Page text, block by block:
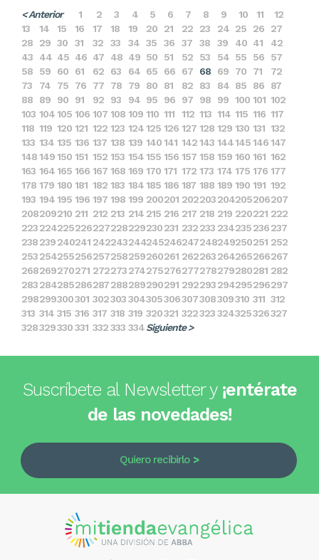
< Anterior 1 2 3 4 5 6 7 8 9 10 11
12
13
14 15 16 17 18 19 20 21 22 23 24 25 26
27
28
29 30 31 32 33 34 35 36 37 38 39 40 41
42
43
44 45 46 47 48 49 50 51 52 53 54 55 56
57
58
59 60 61 62 63 64 65 66 67 68 69 70 71
72
73
74 75 76 77 78 79 80 81 82 83 84 85 86
87
88
89 90 91 92 93 94 95 96 97 98 99 100 101 102
103 104105 106 107 108 109 110 111 112 113 114 115 116 117
118 119 120 121 122 123 124125 126 127 128 129 130 131 132
133 134 135 136 137 138 139 140141 142143 144145146147
148149150 151 152 153 154155 156 157 158 159 160 161 162
163 164165 166 167 168 169 170 171 172 173 174 175 176 177
178 179 180 181 182 183 184185 186 187 188 189 190 191 192
193 194195 196 197 198 199 200201 202203204205206207
208209210 211 212 213 214 215 216 217 218 219 220221 222
223224225226227228229230231 232233 234235236237
238239240241 242243244245246247248249250251 252
253254255256257258259260261 262263264265266267
268269270271 272273274275276277278279280281 282
283284285286287288289290291 292293294295296297
298299300301 302303304305306307308309310 311 312
313 314 315 316 317 318 319 320321 322323324325326327
328329330331 332333 334Siguiente >
Suscríbete al Newsletter y ¡entérate
de las novedades!
Quiero recibirlo